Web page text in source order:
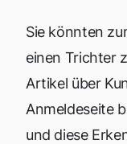
Sie könnten
einen Trichter
Artikel über
Anmeldeseite
und diese